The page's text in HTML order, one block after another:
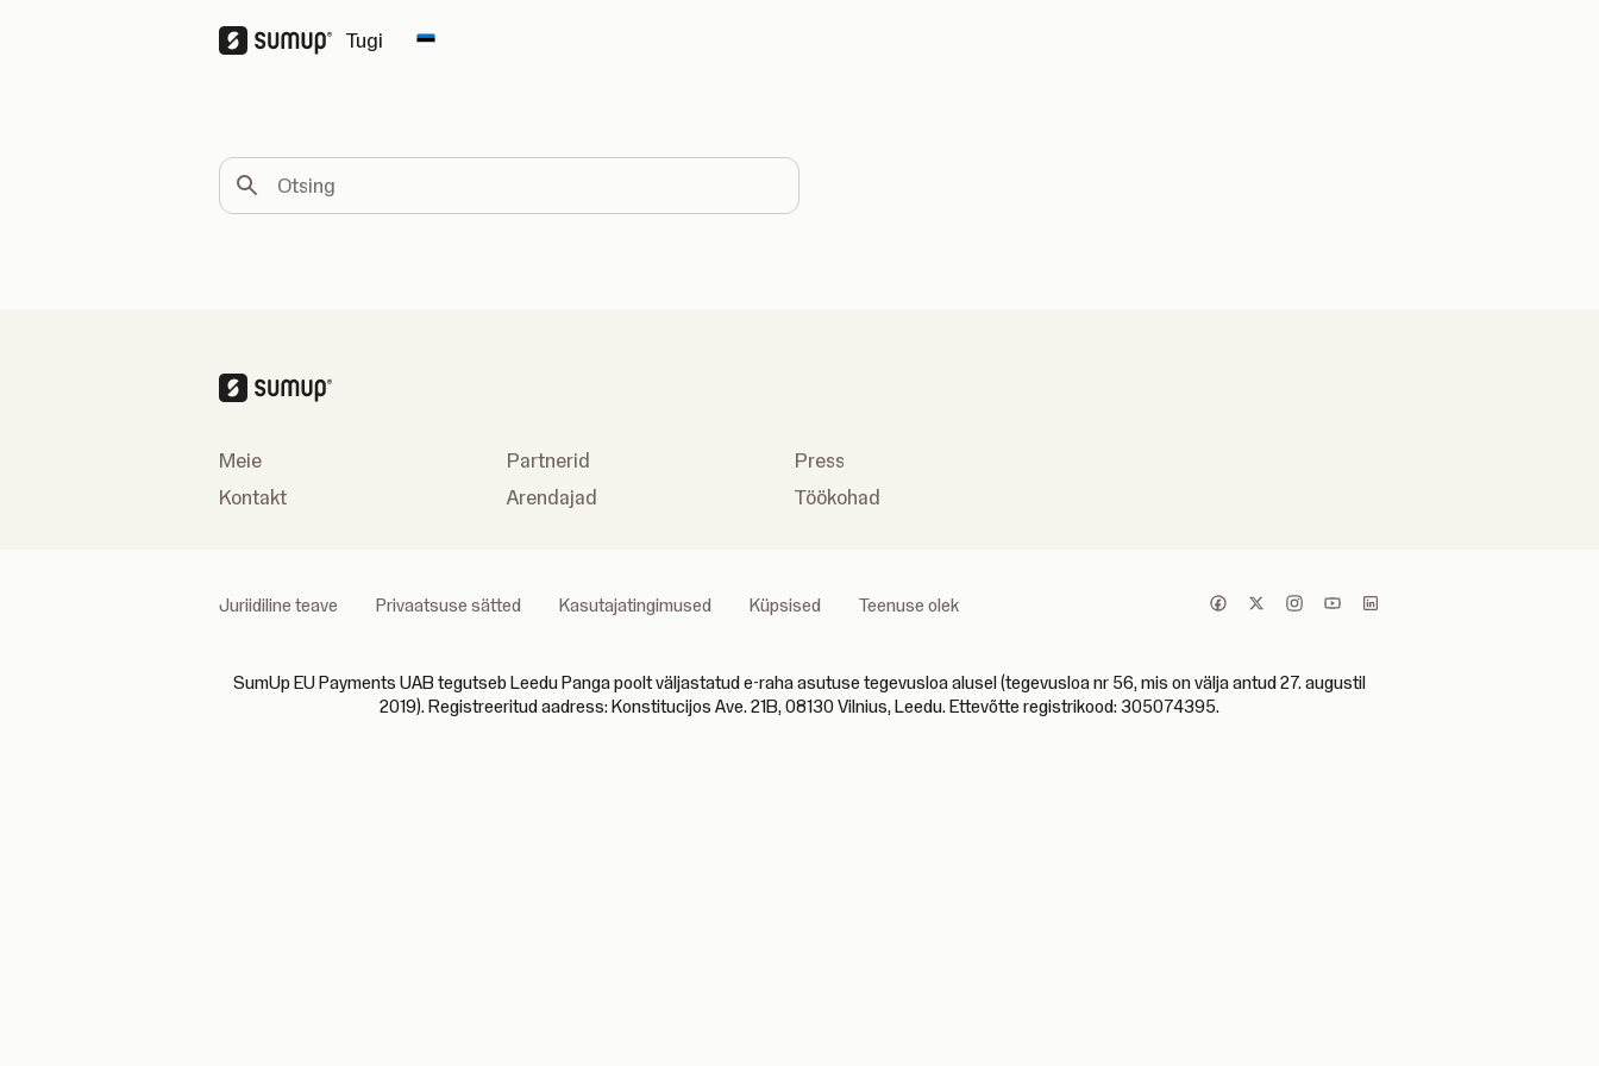
Tugi
Otsing
Meie
Kontakt
Partnerid
Arendajad
Press
Töökohad
Juriidiline teave Privaatsuse sätted Kasutajatingimused Küpsised Teenuse olek
SumUp EU Payments UAB tegutseb Leedu Panga poolt väljastatud e-raha asutuse tegevusloa alusel (tegevusloa nr 56, mis on välja antud 27. augustil
2019). Registreeritud aadress: Konstitucijos Ave. 21B, 08130 Vilnius, Leedu. Ettevõtte registrikood: 305074395.